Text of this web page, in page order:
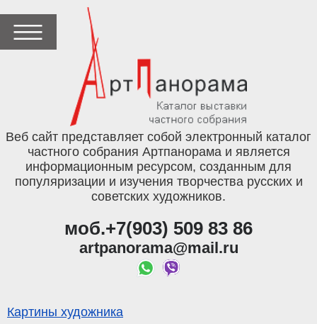
Веб сайт представляет собой электронный каталог
частного собрания Артпанорама и является
информационным ресурсом, созданным для
популяризации и изучения творчества русских и
советских художников.
моб.+7(903) 509 83 86
artpanorama@mail.ru
Картины художника